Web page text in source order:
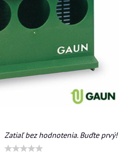
Zatiaľ bez hodnotenia. Buďte prvý!